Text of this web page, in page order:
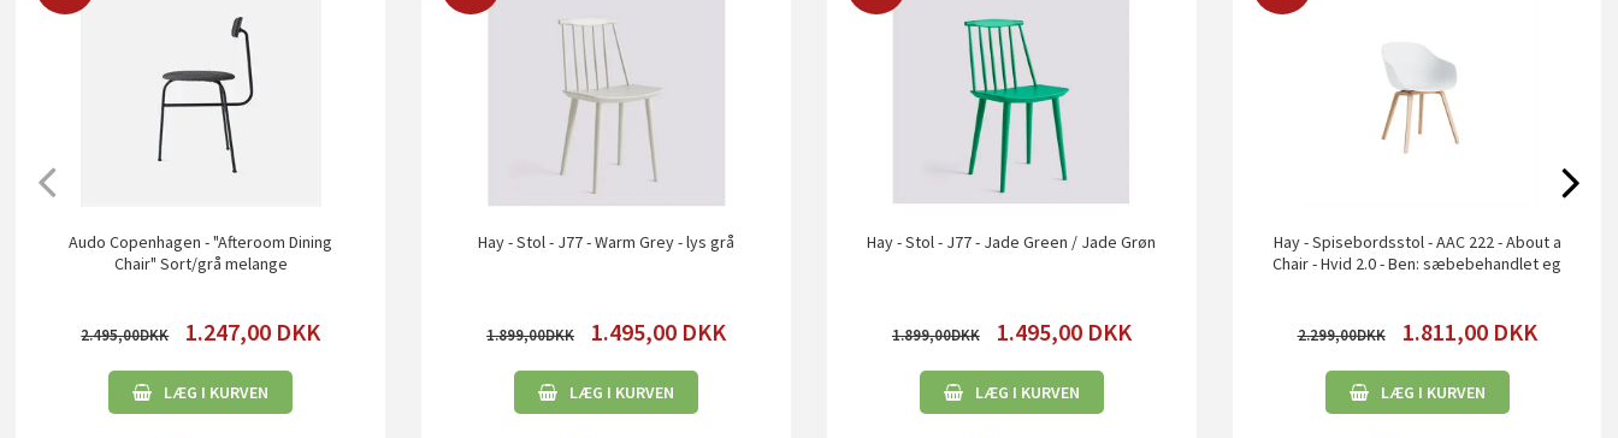
Audo Copenhagen - "Afteroom Dining
Chair" Sort/grå melange
2.495,00 1.247,00 DKK
LÆG I KURVEN
Hay - Stol - J77 - Warm Grey - lys grå
1.899,00 1.495,00 DKK
LÆG I KURVEN
Hay - Stol - J77 - Jade Green / Jade Grøn
1.899,00 1.495,00 DKK
LÆG I KURVEN
Hay - Spisebordsstol - AAC 222 - About a
Chair - Hvid 2.0 - Ben: sæbebehandlet eg
2.299,00 1.811,00 DKK
LÆG I KURVEN